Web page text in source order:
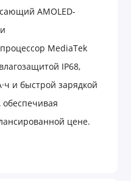
AMOLED-
MediaTek
IP68,
и быстрой зарядкой
цене.
максимум